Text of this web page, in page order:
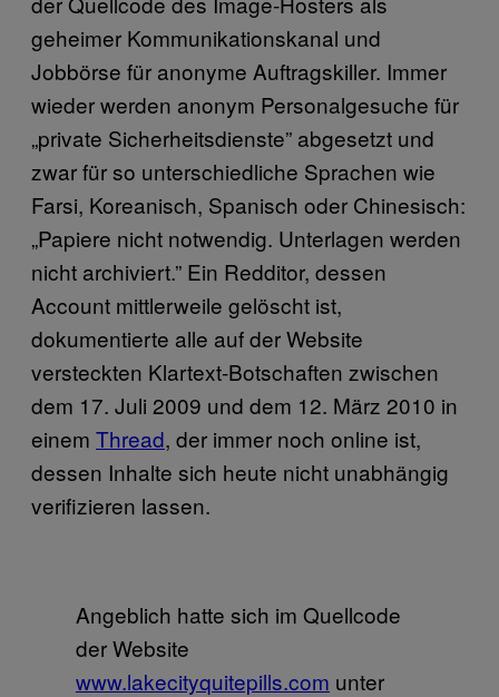
geheimer Kommunikationskanal und
Jobbörse für anonyme Auftragskiller. Immer
wieder werden anonym Personalgesuche für
„private Sicherheitsdienste” abgesetzt und
zwar für so unterschiedliche Sprachen wie
Farsi, Koreanisch, Spanisch oder Chinesisch:
„Papiere nicht notwendig. Unterlagen werden
nicht archiviert.” Ein Redditor, dessen
Account mittlerweile gelöscht ist,
dokumentierte alle auf der Website
versteckten Klartext-Botschaften zwischen
dem 17. Juli 2009 und dem 12. März 2010 in
einem Thread, der immer noch online ist,
dessen Inhalte sich heute nicht unabhängig
verifizieren lassen.
Angeblich hatte sich im Quellcode
der Website
www.lakecityquitepills.com unter